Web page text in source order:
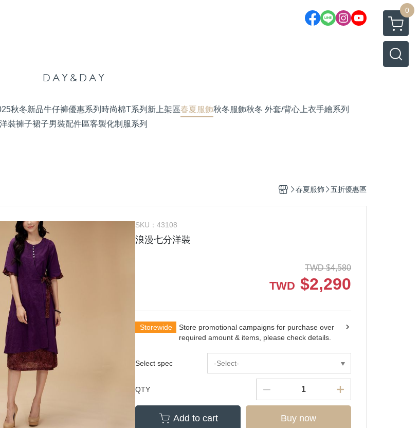
0
秋冬新品牛仔褲優惠系列 時尚棉T系列 新上架區春夏服飾秋冬服飾秋冬 外套/背心上衣手繪系列
洋裝褲子裙子男裝配件區客製化制服系列
春夏服飾 五折優惠區
SKU：43108
浪漫七分洋裝
TWD $4,580
TWD $2,290
Storewide
Store promotional campaigns for purchase over
required amount & items, please check details.
Select spec -Select-
QTY
Add to cart Buy now